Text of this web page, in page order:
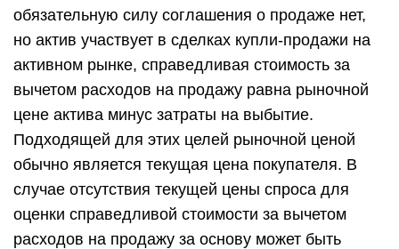
обязательную силу соглашения о продаже нет,
но актив участвует в сделках купли-продажи на
активном рынке, справедливая стоимость за
вычетом расходов на продажу равна рыночной
цене актива минус затраты на выбытие.
Подходящей для этих целей рыночной ценой
обычно является текущая цена покупателя. В
случае отсутствия текущей цены спроса для
оценки справедливой стоимости за вычетом
расходов на продажу за основу может быть